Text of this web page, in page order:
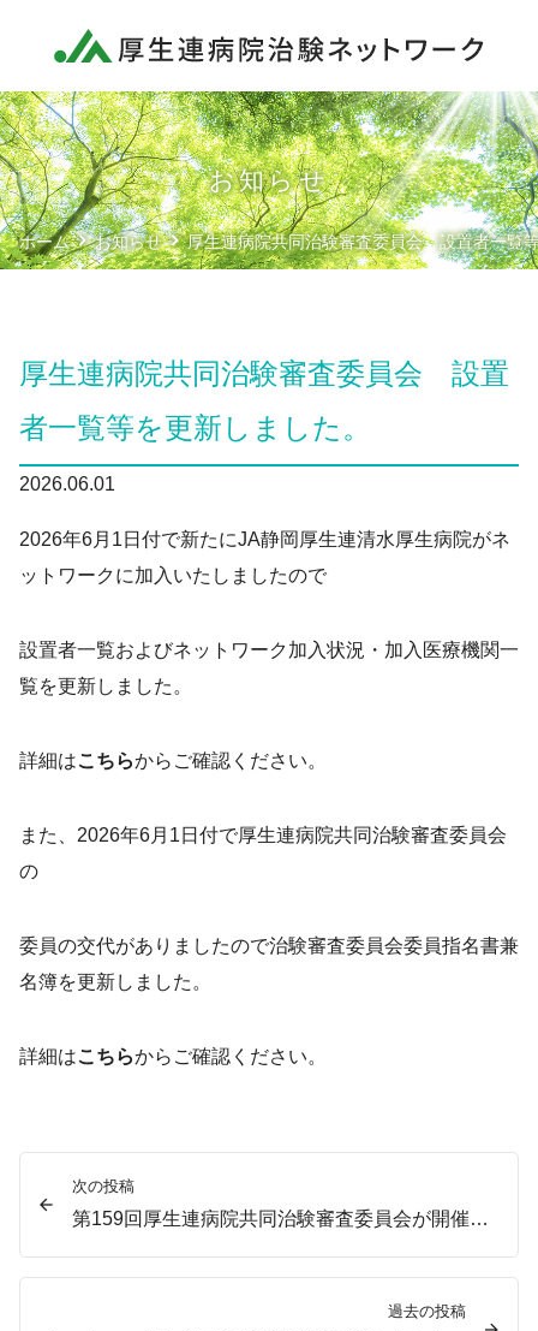
ネットワーク概要
厚生連病院の方へ
治験依頼者様へ
患者様へ
共同治験審査委員会
お問い合わせ
お知らせ
ホーム お知らせ 厚生連病院共同治験審査委員会 設置者一覧
厚生連病院共同治験審査委員会 設置
者一覧等を更新しました。
2026.06.01
2026年6月1日付で新たにJA静岡厚生連清水厚生病院がネ
ットワークに加入いたしましたので
設置者一覧およびネットワーク加入状況・加入医療機関一
覧を更新しました。
詳細はこちらからご確認ください。
また、2026年6月1日付で厚生連病院共同治験審査委員会
の
委員の交代がありましたので治験審査委員会委員指名書兼
名簿を更新しました。
詳細はこちらからご確認ください。
過去の投稿
次の投稿
第159回厚生連病院共同治験審査委員会が開催されました。